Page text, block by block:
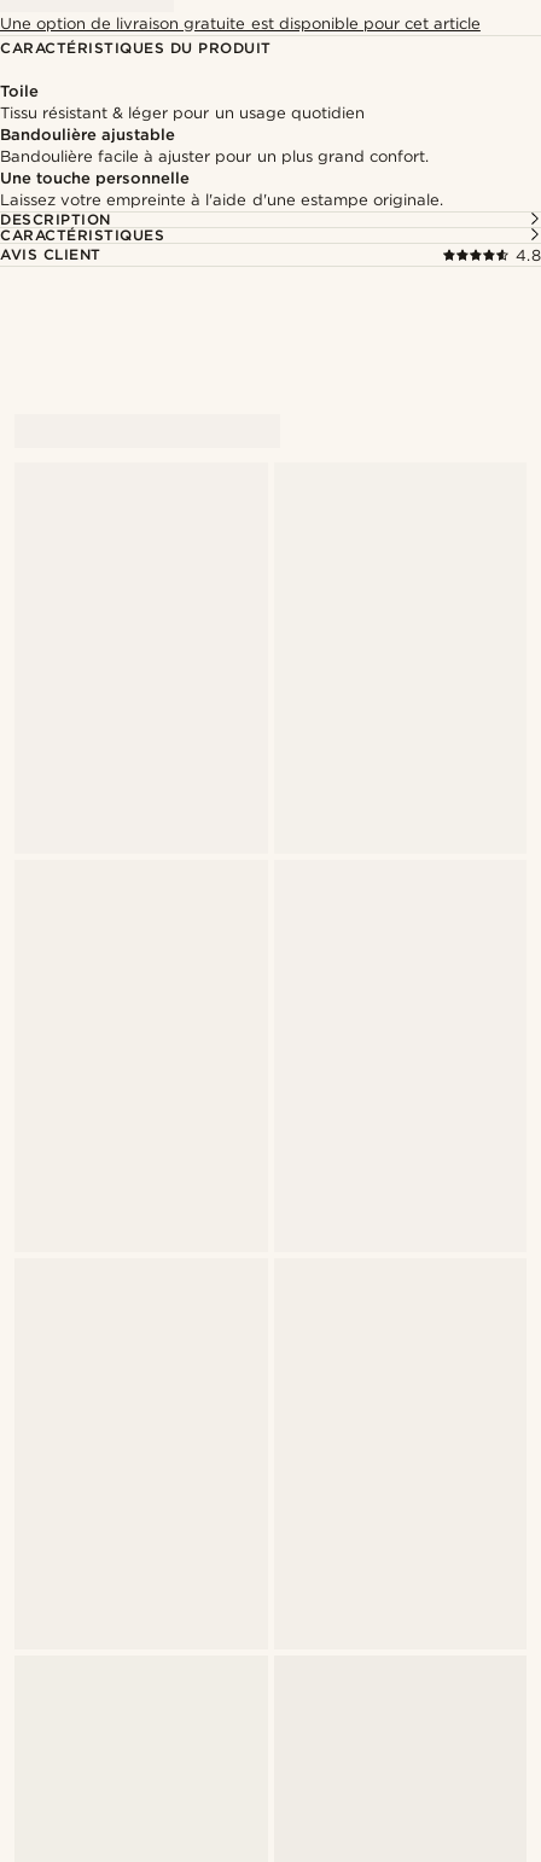
Une option de livraison gratuite est disponible pour cet article
CARACTÉRISTIQUES DU PRODUIT
Toile
Tissu résistant & léger pour un usage quotidien
Bandoulière ajustable
Bandoulière facile à ajuster pour un plus grand confort.
Une touche personnelle
Laissez votre empreinte à l'aide d'une estampe originale.
DESCRIPTION
CARACTÉRISTIQUES
AVIS CLIENT
4.8